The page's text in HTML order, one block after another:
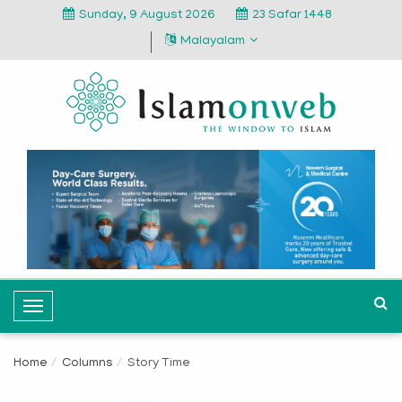
Sunday, 9 August 2026
23 Safar 1448
Malayalam
T
o
Home Columns Story Time